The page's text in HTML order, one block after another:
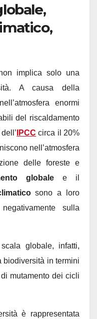
implica solo una
A causa della
enormi
del riscaldamento
IPCC circa il 20%
nell’atmosfera
delle foreste e
globale e il
sono a loro
sulla
globale, infatti,
biodiversità in termini
mutamento dei cicli
è rappresentata